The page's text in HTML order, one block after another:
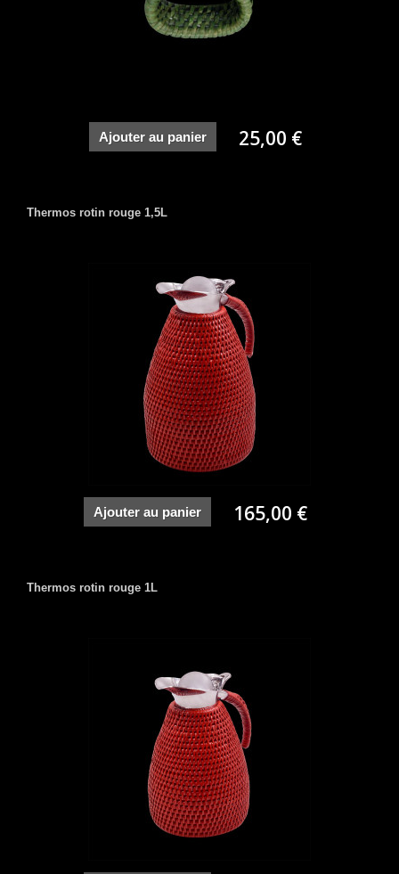
Ajouter au panier 25,00 €
Thermos rotin rouge 1,5L
Ajouter au panier 165,00 €
Thermos rotin rouge 1L